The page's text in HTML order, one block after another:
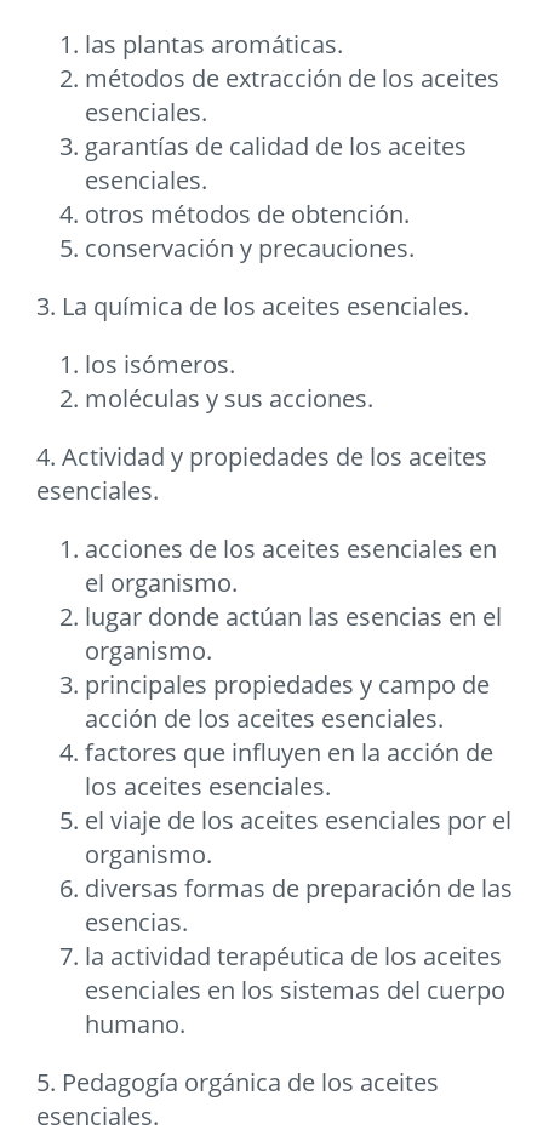
las plantas aromáticas.
métodos de extracción de los aceites
esenciales.
garantías de calidad de los aceites
esenciales.
otros métodos de obtención.
conservación y precauciones.
3. La química de los aceites esenciales.
los isómeros.
moléculas y sus acciones.
4. Actividad y propiedades de los aceites
esenciales.
acciones de los aceites esenciales en
el organismo.
lugar donde actúan las esencias en el
organismo.
principales propiedades y campo de
acción de los aceites esenciales.
factores que influyen en la acción de
los aceites esenciales.
el viaje de los aceites esenciales por el
organismo.
diversas formas de preparación de las
esencias.
la actividad terapéutica de los aceites
esenciales en los sistemas del cuerpo
humano.
5. Pedagogía orgánica de los aceites
esenciales.